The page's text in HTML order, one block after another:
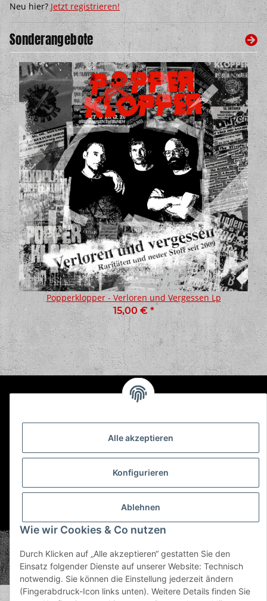
Neu hier?Jetzt registrieren!
Sonderangebote
Popperklopper - Verloren und Vergessen Lp
15,00 € *
Gesetzliche Informationen
© Plastic Bomb GmbH
Copyright © 2026 Plastic Bomb GmbH
Powered byJTL-Shop
Alle akzeptieren
Konfigurieren
Ablehnen
Wie wir Cookies & Co nutzen
Durch Klicken auf „Alle akzeptieren“ gestatten Sie den
Einsatz folgender Dienste auf unserer Website: Technisch
notwendig. Sie können die Einstellung jederzeit ändern
(Fingerabdruck-Icon links unten). Weitere Details finden Sie